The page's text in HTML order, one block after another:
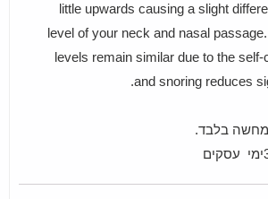
little upwards causing a slight
level of your neck and nasal
levels remain similar due to the self-
and snoring reduces
בלבד.